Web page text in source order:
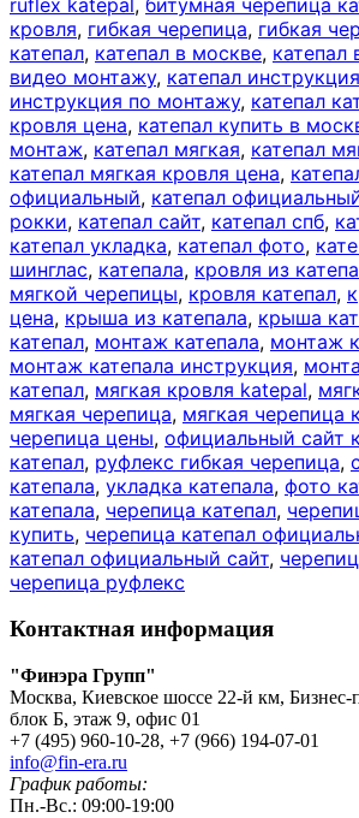
кровля, гибкая черепица, гибкая
катепал, катепал в москве, катепал
видео монтажу, катепал инструкция
инструкция по монтажу, катепал
кровля цена, катепал купить в
монтаж, катепал мягкая, катепал
катепал мягкая кровля цена,
официальный, катепал
рокки, катепал сайт, катепал спб,
катепал укладка, катепал фото,
шинглас, катепала, кровля из
мягкой черепицы, кровля катепал,
цена, крыша из катепала, крыша
катепал, монтаж катепала, монтаж
монтаж катепала инструкция,
катепал, мягкая кровля katepal,
мягкая черепица, мягкая черепица
черепица цены, официальный сайт
катепал, руфлекс гибкая черепица,
катепала, укладка катепала, фото
катепала, черепица катепал,
купить, черепица катепал
катепал официальный сайт,
черепица руфлекс
Контактная информация
"Финэра Групп"
Москва, Киевское шоссе 22-й км, Бизнес-
блок Б, этаж 9, офис 01
+7 (495) 960-10-28, +7 (966) 194-07-01
info@fin-era.ru
График работы:
Пн.-Вс.: 09:00-19:00